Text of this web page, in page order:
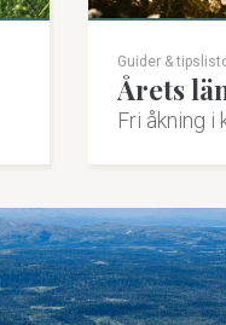
Guider &
Årets
Fri åkning i